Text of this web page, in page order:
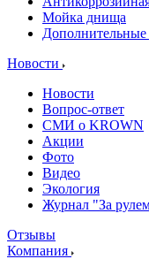
Мойка днища
Дополнительные
Новости
Новости
Вопрос-ответ
СМИ о KROWN
Акции
Фото
Видео
Экология
Журнал "За
Отзывы
Компания